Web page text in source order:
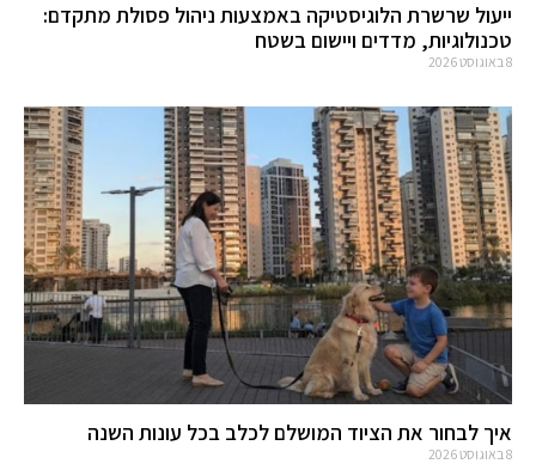
ייעול שרשרת הלוגיסטיקה באמצעות ניהול פסולת מתקדם:
טכנולוגיות, מדדים ויישום בשטח
8 באוגוסט 2026
איך לבחור את הציוד המושלם לכלב בכל עונות השנה
8 באוגוסט 2026